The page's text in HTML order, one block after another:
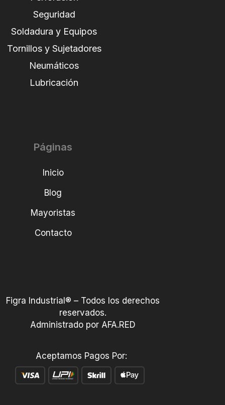
Seguridad
Soldadura y Equipos
Tornillos y Sujetadores
Neumáticos
Lubricación
Páginas
Inicio
Blog
Mayoristas
Contacto
Figra Industrial® – Todos los derechos
reservados.
Administrado por AFA.RED
Aceptamos Pagos Por: